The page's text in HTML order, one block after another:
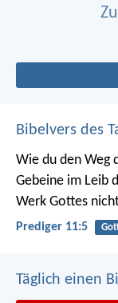
Zu
Bibelvers des
Wie du den Weg
Gebeine im Leib
Werk Gottes
Prediger 11:5
Täglich einen